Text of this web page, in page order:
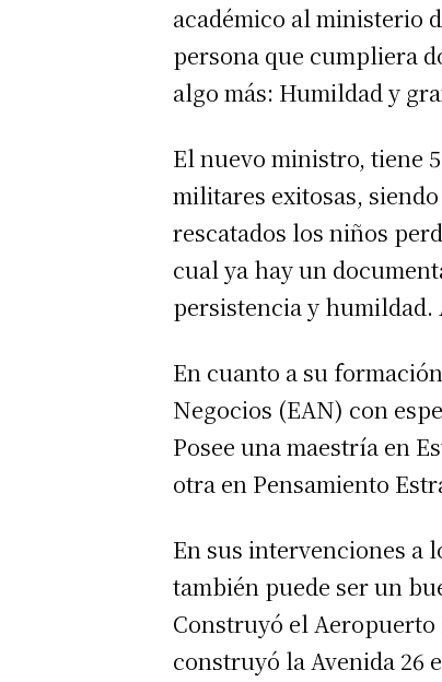
académico al ministerio
persona que cumpliera
algo más: Humildad y
El nuevo ministro, tiene
militares exitosas,
rescatados los niños
cual ya hay un
persistencia y
En cuanto a su
Negocios (EAN) con
Posee una maestría en
otra en Pensamiento
En sus intervenciones a
también puede ser un
Construyó el
construyó la Avenida 26